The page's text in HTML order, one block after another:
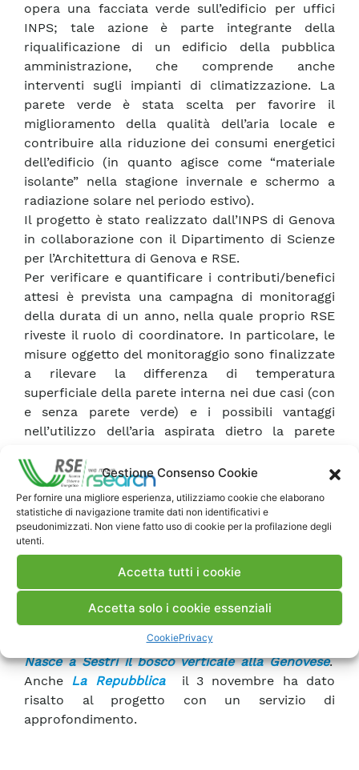
Gestione Consenso Cookie
Per fornire una migliore esperienza, utilizziamo cookie che elaborano
statistiche di navigazione tramite dati non identificativi e
pseudonimizzati. Non viene fatto uso di cookie per la profilazione degli
utenti.
Accetta tutti i cookie
Accetta solo i cookie essenziali
CookiePrivacy
opera una facciata verde sull’edificio per uffici
INPS; tale azione è parte integrante della
riqualificazione di un edificio della pubblica
amministrazione, che comprende anche
interventi sugli impianti di climatizzazione. La
parete verde è stata scelta per favorire il
miglioramento della qualità dell’aria locale e
contribuire alla riduzione dei consumi energetici
dell’edificio (in quanto agisce come “materiale
isolante” nella stagione invernale e schermo a
radiazione solare nel periodo estivo).
Il progetto è stato realizzato dall’INPS di Genova
in collaborazione con il Dipartimento di Scienze
per l’Architettura di Genova e RSE.
Per verificare e quantificare i contributi/benefici
attesi è prevista una campagna di monitoraggi
della durata di un anno, nella quale proprio RSE
riveste il ruolo di coordinatore. In particolare, le
misure oggetto del monitoraggio sono finalizzate
a rilevare la differenza di temperatura
superficiale della parete interna nei due casi (con
e senza parete verde) e i possibili vantaggi
nell’utilizzo dell’aria aspirata dietro la parete
aria centrale dell’edificio.
A completamento dell’attività RSE realizzerà il
modello per la simulazione dinamica delle
prestazioni energetiche dell’edificio al fine di
valutare l’efficacia dell’intervento; tale
esperienza potrà quindi essere utilizzata come
Il progetto ha già riscosso l’interesse dei mass
media nazionali. Lo scorso 31 ottobre, infatti, il
ha pubblicato un articolo dal titolo
Nasce a Sestri il bosco verticale alla Genovese.
Anche La Repubblica
il 3 novembre ha dato
risalto al progetto con un servizio di
approfondimento.